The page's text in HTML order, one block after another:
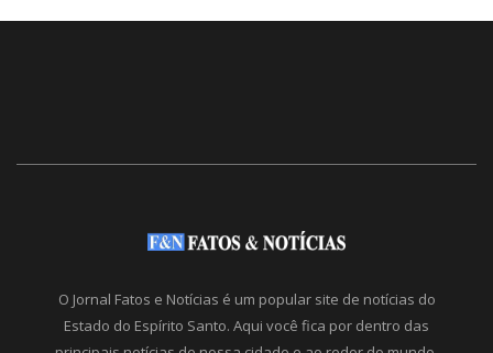
O Jornal Fatos e Notícias é um popular site de notícias do
Estado do Espírito Santo. Aqui você fica por dentro das